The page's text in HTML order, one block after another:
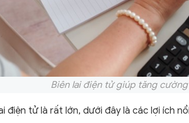
Biên lai điện tử giúp tăng
điện tử là rất lớn, dưới đây là các lợi ích